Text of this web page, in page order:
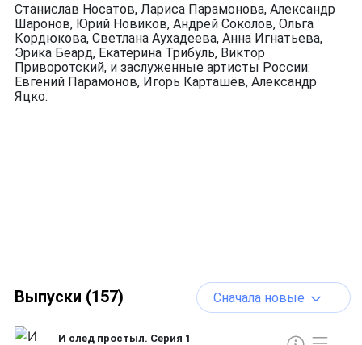
Станислав Носатов, Лариса Парамонова, Александр
Шаронов, Юрий Новиков, Андрей Соколов, Ольга
Кордюкова, Светлана Аухадеева, Анна Игнатьева,
Эрика Беард, Екатерина Трибуль, Виктор
Приворотский, и заслуженные артисты России:
Евгений Парамонов, Игорь Карташёв, Александр
Яцко.
Выпуски (157) Сначала новые
И след простыл. Серия 1